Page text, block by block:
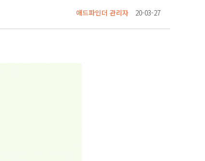
애드파인더 관리자 20-03-27